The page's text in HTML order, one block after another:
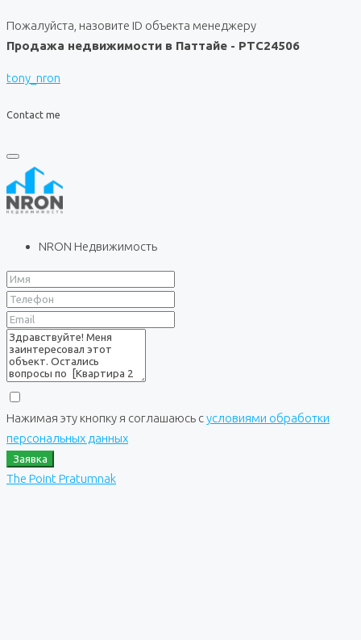
Пожалуйста, назовите ID объекта менеджеру
Продажа недвижимости в Паттайе - PTC24506
tony_nron
Contact me
NRON Недвижимость
Нажимая эту кнопку я соглашаюсь сусловиями обработки
персональных данных
Заявка
The Point Pratumnak